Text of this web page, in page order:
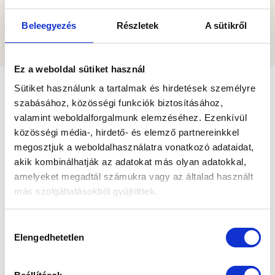
Beleegyezés Részletek A sütikről
Ez a weboldal sütiket használ
Sütiket használunk a tartalmak és hirdetések személyre
szabásához, közösségi funkciók biztosításához,
valamint weboldalforgalmunk elemzéséhez. Ezenkívül
közösségi média-, hirdető- és elemző partnereinkkel
megosztjuk a weboldalhasználatra vonatkozó adataidat,
akik kombinálhatják az adatokat más olyan adatokkal,
amelyeket megadtál számukra vagy az általad használt
más szolgáltatásokból gyűjtöttek.
megnyomásával kifejezett hozzájárulásodat adod az
összes süti futtatásához, a „Személyre szabom” gomb
használatával csak az általad kiválasztott süti kategóriák
kiválasztása
Elengedhetetlen